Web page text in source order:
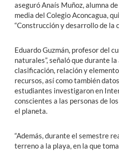
aseguró Anaís Muñoz, alumna
media del Colegio Aconcagua,
“Construcción y desarrollo de la
Eduardo Guzmán, profesor del
naturales”, señaló que durante
clasificación, relación y
recursos, así como también
estudiantes investigaron en
conscientes a las personas de
el planeta.
“Además, durante el semestre
terreno a la playa, en la que